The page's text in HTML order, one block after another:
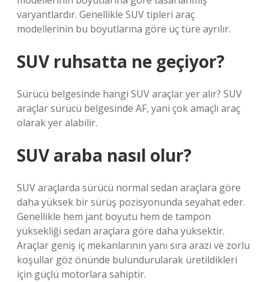
varyantlardır. Genellikle SUV tipleri araç
modellerinin bu boyutlarına göre üç türe ayrılır.
SUV ruhsatta ne geçiyor?
Sürücü belgesinde hangi SUV araçlar yer alır? SUV
araçlar sürücü belgesinde AF, yani çok amaçlı araç
olarak yer alabilir.
SUV araba nasıl olur?
SUV araçlarda sürücü normal sedan araçlara göre
daha yüksek bir sürüş pozisyonunda seyahat eder.
Genellikle hem jant boyutu hem de tampon
yüksekliği sedan araçlara göre daha yüksektir.
Araçlar geniş iç mekanlarının yanı sıra arazi ve zorlu
koşullar göz önünde bulundurularak üretildikleri
için güçlü motorlara sahiptir.